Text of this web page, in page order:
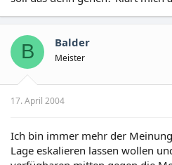
B Balder
Meister
17. April 2004
Ich bin immer mehr der
Lage eskalieren lassen wollen